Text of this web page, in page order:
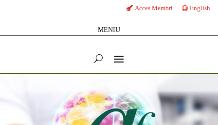
Acces Membri English
MENIU